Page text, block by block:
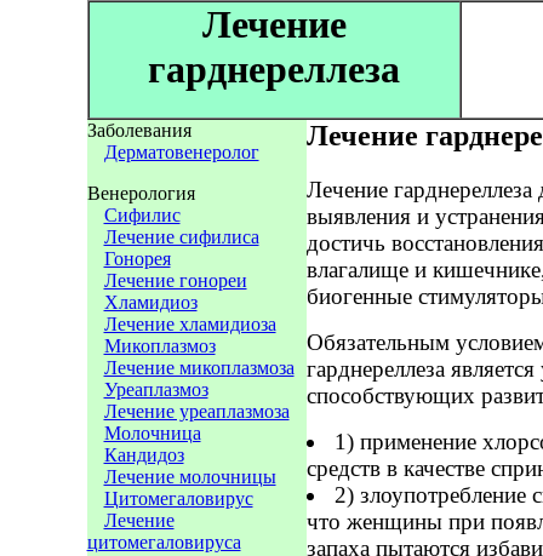
Лечение
гарднереллеза
Заболевания
Дерматовенеролог
Венерология
Сифилис
Лечение сифилиса
Гонорея
Лечение гонореи
Хламидиоз
Лечение хламидиоза
Микоплазмоз
Лечение микоплазмоза
Уреаплазмоз
Лечение уреаплазмоза
Молочница
Кандидоз
Лечение молочницы
Цитомегаловирус
Лечение
цитомегаловируса
Лечение
Лечение
выявления и
достичь
влагалище и
биогенные
Обязательным
гарднереллеза
способствующих
1) применение
средств в качестве
2) злоупотребление
что женщины при
запаха пытаются